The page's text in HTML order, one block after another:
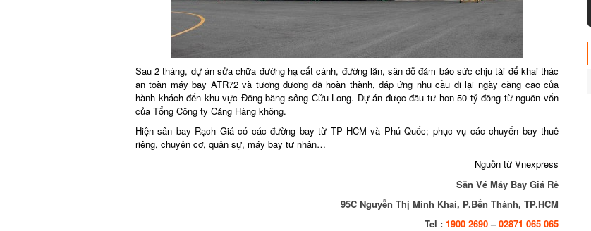
Sau 2 tháng, dự án sửa chữa đường hạ cất cánh, đường lăn, sân đỗ đảm bảo sức chịu tải để khai thác
an toàn máy bay ATR72 và tương đương đã hoàn thành, đáp ứng nhu cầu đi lại ngày càng cao của
hành khách đến khu vực Đồng bằng sông Cửu Long. Dự án được đầu tư hơn 50 tỷ đồng từ nguồn vốn
của Tổng Công ty Cảng Hàng không.
Hiện sân bay Rạch Giá có các đường bay từ TP HCM và Phú Quốc; phục vụ các chuyến bay thuê
riêng, chuyên cơ, quân sự, máy bay tư nhân…
Nguồn từ Vnexpress
Săn Vé Máy Bay Giá Rẻ
95C Nguyễn Thị Minh Khai, P.Bến Thành, TP.HCM
Tel : 1900 2690 –02871 065 065